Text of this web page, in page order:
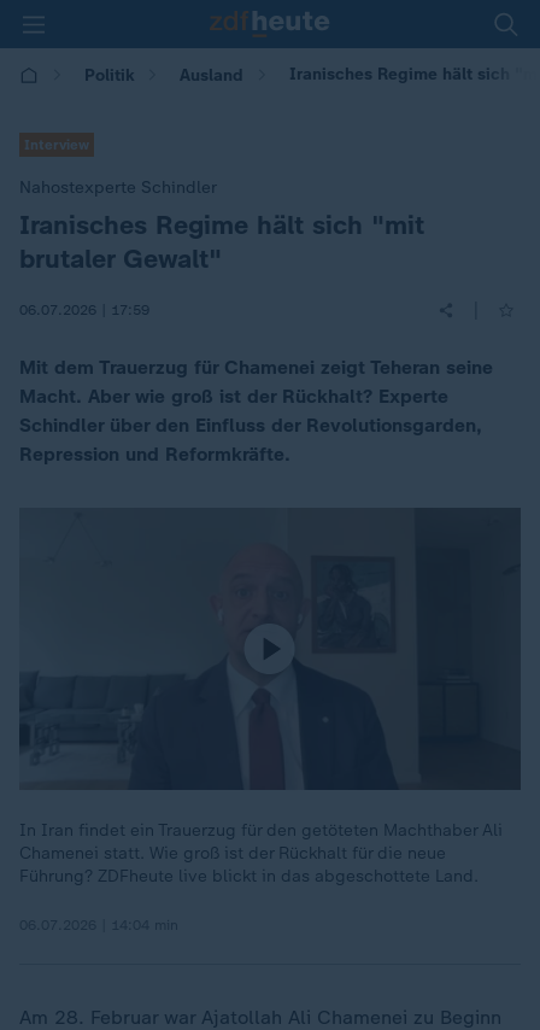
Politik Ausland Iranisches Regime hält sich
Interview
Nahostexperte Schindler
:
Iranisches Regime hält sich "mit
brutaler Gewalt"
06.07.2026 | 17:59
Mit dem Trauerzug für Chamenei zeigt Teheran seine
Macht. Aber wie groß ist der Rückhalt? Experte
Schindler über den Einfluss der Revolutionsgarden,
Repression und Reformkräfte.
In Iran findet ein Trauerzug für den getöteten Machthaber Ali
Chamenei statt. Wie groß ist der Rückhalt für die neue
Führung? ZDFheute live blickt in das abgeschottete Land.
Am 28. Februar war Ajatollah Ali Chamenei zu Beginn